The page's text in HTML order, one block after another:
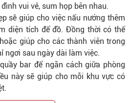
vui vẻ, sum họp bên nhau.
sẽ giúp cho việc nấu nướng thêm
diện tích để đồ. Đồng thời có thể
giúp cho các thành viên trong
ngơi sau ngày dài làm việc.
bar để ngăn cách giữa phòng
này sẽ giúp cho mỗi khu vực có